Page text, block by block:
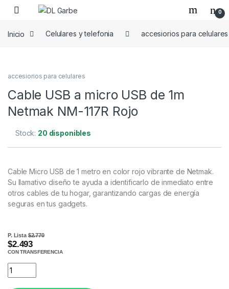
0
Inicio Celulares y telefonia accesiorios para celulares
accesiorios para celulares
Cable USB a micro USB de 1m
Netmak NM-117R Rojo
Stock: 20 disponibles
Cable Micro USB de 1 metro en color rojo vibrante de Netmak.
Su llamativo diseño te ayuda a identificarlo de inmediato entre
otros cables de tu hogar, garantizando cargas de energía
seguras en tus gadgets.
P. Lista$2.770
$2.493
CON TRANSFERENCIA